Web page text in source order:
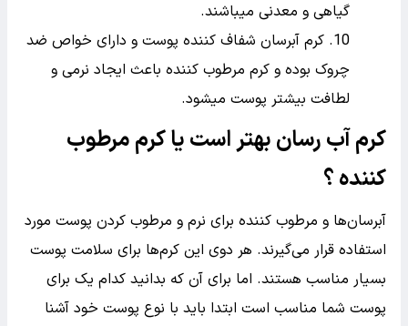
گیاهی و معدنی میباشند.
کرم آبرسان شفاف کننده پوست و دارای خواص ضد
چروک بوده و کرم مرطوب کننده باعث ایجاد نرمی و
لطافت بیشتر پوست میشود.
کرم آب رسان بهتر است یا کرم مرطوب
کننده ؟
آبرسان‌ها و مرطوب کننده برای نرم و مرطوب کردن پوست مورد
استفاده قرار می‌گیرند. هر دوی این کرم‌ها برای سلامت پوست
بسیار مناسب هستند. اما برای آن که بدانید کدام یک برای
پوست شما مناسب است ابتدا باید با نوع پوست خود آشنا